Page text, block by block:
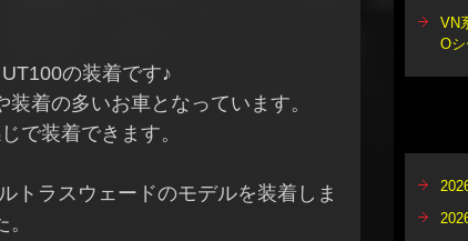
の装着です♪
着の多いお車となっています。
で装着できます。
トラスウェードのモデルを装着しま
。
VN
O